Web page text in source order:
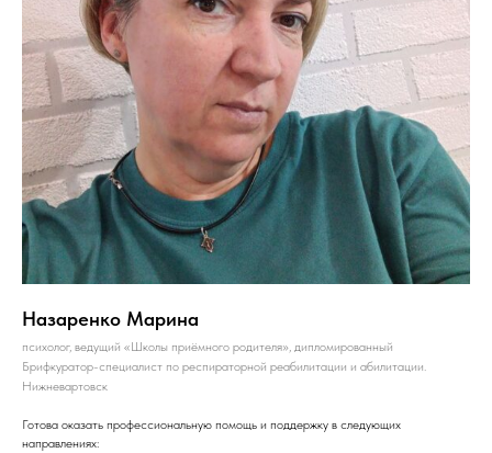
Назаренко Марина
психолог, ведущий «Школы приёмного родителя», дипломированный
Брифкуратор-специалист по респираторной реабилитации и абилитации.
Нижневартовск
Готова оказать профессиональную помощь и поддержку в следующих
направлениях: